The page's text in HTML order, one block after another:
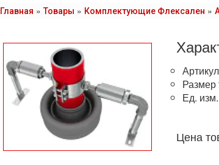
Главная »Товары » Комплектующие Флексален »
Артикул
Размер
Ед. изм.
Цена